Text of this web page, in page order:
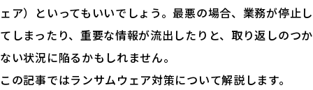
ェア）といってもいいでしょう。最悪の場合、業務が停止し
てしまったり、重要な情報が流出したりと、取り返しのつか
ない状況に陥るかもしれません。
この記事ではランサムウェア対策について解説します。